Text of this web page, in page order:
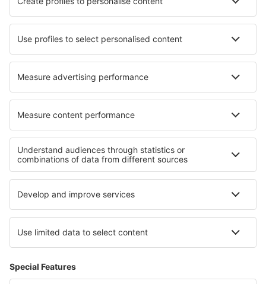
Hotely in Radford Hotely in Petacciato
Hotely in Kafountine
Nejlepší hotely - regiony
Hotely v Alsasku Hotely v La Plagne Hotely z Méribelu
Hotely v Tignes Hotely v Languedoc-Roussillon
Hotely na Krku Hotely na Grand Bahama
Hotely na Olympské riviéře Hotely in Texas
Hotely v Steamboat